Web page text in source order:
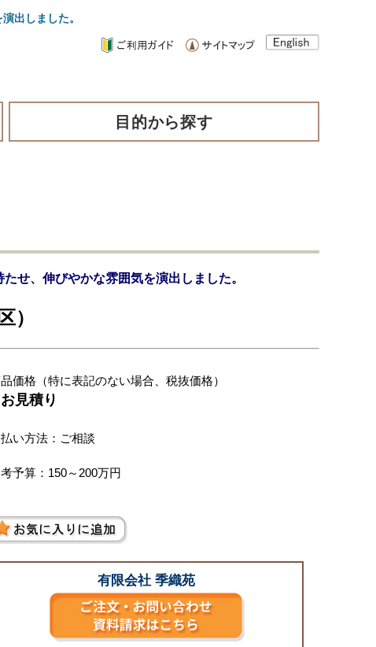
出しました。
目的から探す
せ、伸びやかな雰囲気を演出しました。
）
価格（特に表記のない場合、税抜価格）
見積り
い方法：ご相談
予算：150～200万円
有限会社 季織苑